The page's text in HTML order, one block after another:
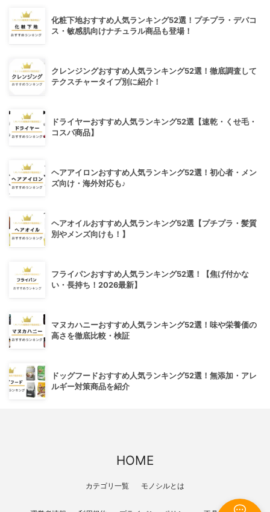
化粧下地おすすめ人気ランキング52選！プチプラ・デパコ
ス・敏感肌向けナチュラル商品も登場！
クレンジングおすすめ人気ランキング52選！徹底調査して
テクスチャータイプ別に紹介！
ドライヤーおすすめ人気ランキング52選【速乾・くせ毛・
コスパ商品】
ヘアアイロンおすすめ人気ランキング52選！初心者・メン
ズ向け・海外対応も♪
ヘアオイルおすすめ人気ランキング52選【プチプラ・髪質
別やメンズ向けも！】
フライパンおすすめ人気ランキング52選！【焦げ付かな
い・長持ち！2026最新】
マヌカハニーおすすめ人気ランキング52選！味や栄養価の
高さを徹底比較・検証
ドッグフードおすすめ人気ランキング52選！無添加・アレ
ルギー対策商品を紹介
HOME
カテゴリ一覧 モノシルとは